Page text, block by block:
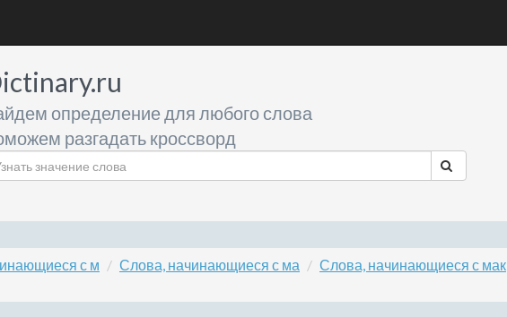
определение для любого слова
разгадать кроссворд
с м Слова, начинающиеся с ма Слова, начинающиеся с мак